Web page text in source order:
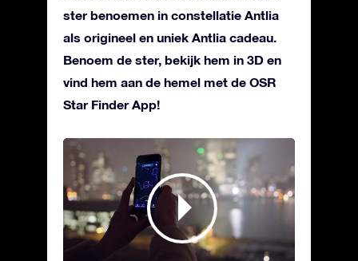
ster benoemen in constellatie Antlia
als origineel en uniek Antlia cadeau.
Benoem de ster, bekijk hem in 3D en
vind hem aan de hemel met de OSR
Star Finder App!